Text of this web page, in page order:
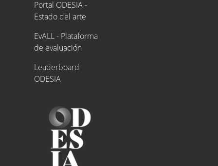
Portal ODESIA -
Estado del arte
EvALL - Plataforma
de evaluación
Leaderboard
ODESIA